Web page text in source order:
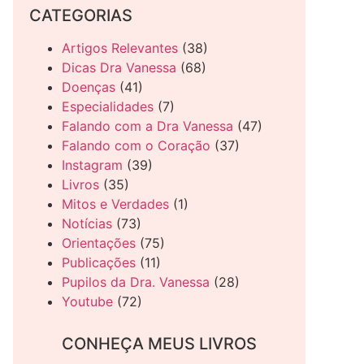
CATEGORIAS
Artigos Relevantes (38)
Dicas Dra Vanessa (68)
Doenças (41)
Especialidades (7)
Falando com a Dra Vanessa (47)
Falando com o Coração (37)
Instagram (39)
Livros (35)
Mitos e Verdades (1)
Notícias (73)
Orientações (75)
Publicações (11)
Pupilos da Dra. Vanessa (28)
Youtube (72)
CONHEÇA MEUS LIVROS